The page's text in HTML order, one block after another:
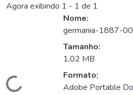
Agora exibindo 1 - 1 de 1
Nome:
germania-1887-
Tamanho:
1,02 MB
Formato:
Adobe Portable